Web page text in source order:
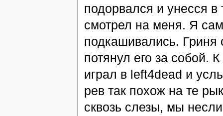
подорвался и унесся в
смотрел на меня. Я
подкашивались. Гриня
потянул его за собой.
играл в left4dead и
рев так похож на те
сквозь слезы, мы